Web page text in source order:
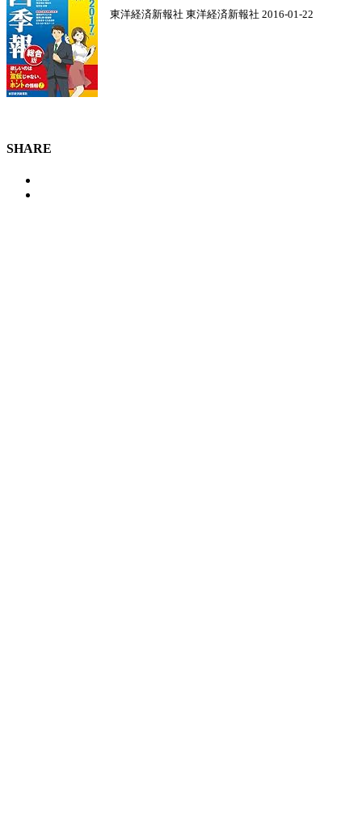
東洋経済新報社 東洋経済新報社 2016-01-22
SHARE